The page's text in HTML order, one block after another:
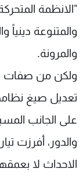
"الانظمة
والمتنوعة دينياً
والمرونة.
ولكن من صفات
تعديل صيغ
على الجانب
والدور، أفرزت
الاحداث لا